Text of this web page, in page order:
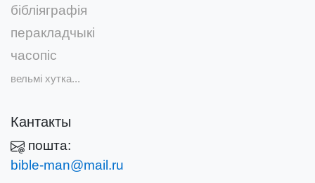
бібліяграфія
перакладчыкі
часопіс
вельмі хутка...
Кантакты
пошта:
bible-man@mail.ru